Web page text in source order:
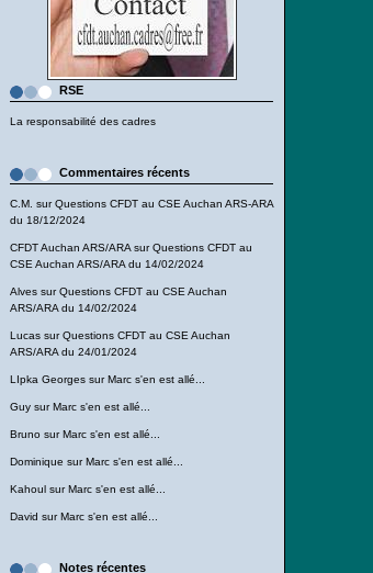
RSE
La responsabilité des cadres
Commentaires récents
C.M. surQuestions CFDT au CSE Auchan ARS-ARA
du 18/12/2024
CFDT Auchan ARS/ARA surQuestions CFDT au
CSE Auchan ARS/ARA du 14/02/2024
Alves surQuestions CFDT au CSE Auchan
ARS/ARA du 14/02/2024
Lucas surQuestions CFDT au CSE Auchan
ARS/ARA du 24/01/2024
LIpka Georges surMarc s'en est allé...
Guy surMarc s'en est allé...
Bruno surMarc s'en est allé...
Dominique surMarc s'en est allé...
Kahoul surMarc s'en est allé...
David surMarc s'en est allé...
Notes récentes